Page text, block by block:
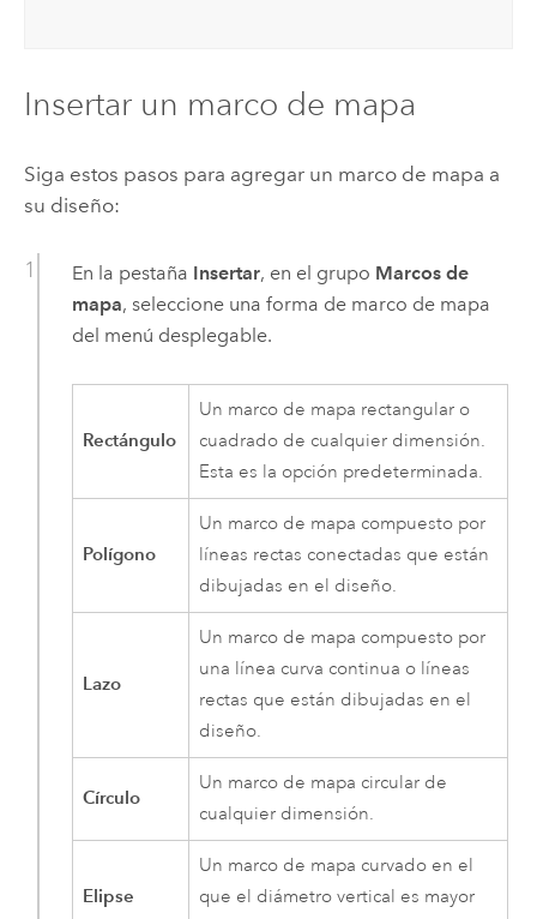
Insertar un marco de mapa
Siga estos pasos para agregar un marco de mapa a
su diseño:
En la pestaña Insertar, en el grupo Marcos de
mapa, seleccione una forma de marco de mapa
del menú desplegable.
Rectángulo
Un marco de mapa rectangular o
cuadrado de cualquier dimensión.
Esta es la opción predeterminada.
Polígono
Un marco de mapa compuesto por
líneas rectas conectadas que están
dibujadas en el diseño.
Lazo
Un marco de mapa compuesto por
una línea curva continua o líneas
rectas que están dibujadas en el
diseño.
Círculo
Un marco de mapa circular de
cualquier dimensión.
Elipse
Un marco de mapa curvado en el
que el diámetro vertical es mayor